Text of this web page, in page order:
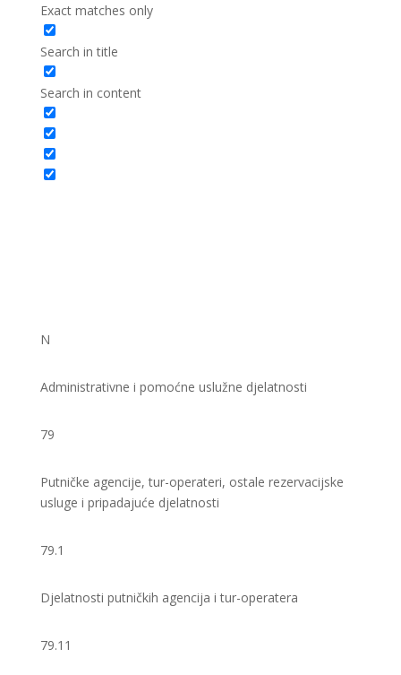
Exact matches only
Search in title
Search in content
N
Administrativne i pomoćne uslužne djelatnosti
79
Putničke agencije, tur-operateri, ostale rezervacijske
usluge i pripadajuće djelatnosti
79.1
Djelatnosti putničkih agencija i tur-operatera
79.11